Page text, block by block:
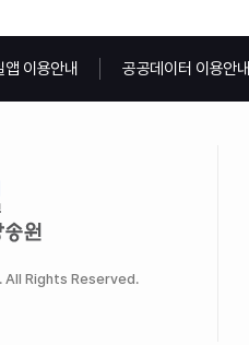
앱 이용안내 공공데이터 이용안내
All Rights Reserved.